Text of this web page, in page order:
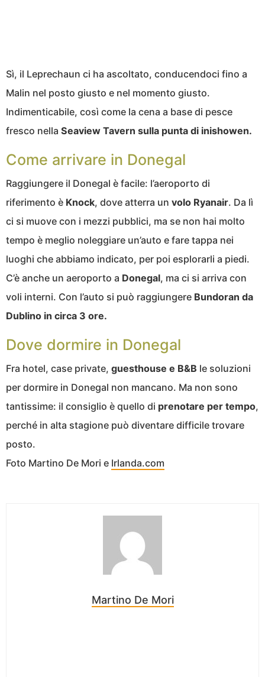
Sì, il Leprechaun ci ha ascoltato, conducendoci fino a
Malin nel posto giusto e nel momento giusto.
Indimenticabile, così come la cena a base di pesce
fresco nella Seaview Tavern sulla punta di inishowen.
Come arrivare in Donegal
Raggiungere il Donegal è facile: l’aeroporto di
riferimento è Knock, dove atterra un volo Ryanair. Da lì
ci si muove con i mezzi pubblici, ma se non hai molto
tempo è meglio noleggiare un’auto e fare tappa nei
luoghi che abbiamo indicato, per poi esplorarli a piedi.
C’è anche un aeroporto a Donegal, ma ci si arriva con
voli interni. Con l’auto si può raggiungere Bundoran da
Dublino in circa 3 ore.
Dove dormire in Donegal
Fra hotel, case private, guesthouse e B&B le soluzioni
per dormire in Donegal non mancano. Ma non sono
tantissime: il consiglio è quello di prenotare per tempo,
perché in alta stagione può diventare difficile trovare
posto.
Foto Martino De Mori e Irlanda.com
Martino De Mori